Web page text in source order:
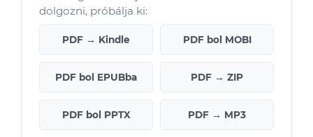
dolgozni, próbálja ki:
PDF → Kindle PDF bol MOBI
PDF bol EPUBba PDF → ZIP
PDF bol PPTX PDF → MP3